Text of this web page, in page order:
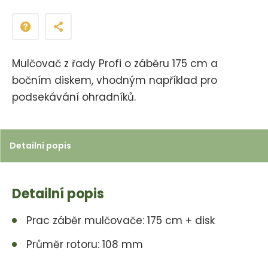
Mulčovač z řady Profi o záběru 175 cm a
bočním diskem, vhodným například pro
podsekávání ohradníků.
i
p
o
č
t
Detailní popis
Detailní popis
Prac záběr mulčovače: 175 cm + disk
Průměr rotoru: 108 mm